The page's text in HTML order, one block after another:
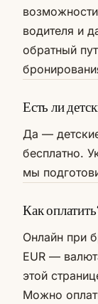
водителя и
обратный
Есть ли
Да —
бесплатно.
мы
Как
Онлайн при
EUR —
этой
Можно